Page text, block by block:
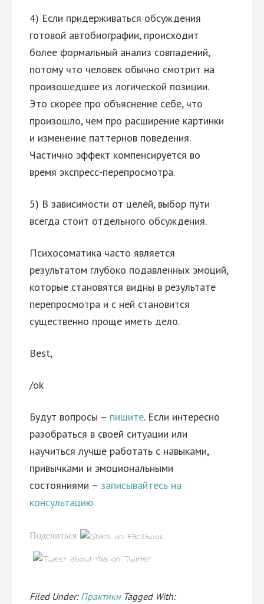
4) Если придерживаться обсуждения
готовой автобиографии, происходит
более формальный анализ совпадений,
потому что человек обычно смотрит на
произошедшее из логической позиции.
Это скорее про объяснение себе, что
произошло, чем про расширение картинки
и изменение паттернов поведения.
Частично эффект компенсируется во
время экспресс-перепросмотра.
5) В зависимости от целей, выбор пути
всегда стоит отдельного обсуждения.
Психосоматика часто является
результатом глубоко подавленных эмоций,
которые становятся видны в результате
перепросмотра и с ней становится
существенно проще иметь дело.
Best,
/ok
Будут вопросы – пишите. Если интересно
разобраться в своей ситуации или
научиться лучше работать с навыками,
привычками и эмоциональными
состояниями – записывайтесь на
консультацию
Поделиться
Filed Under: Практики Tagged With: